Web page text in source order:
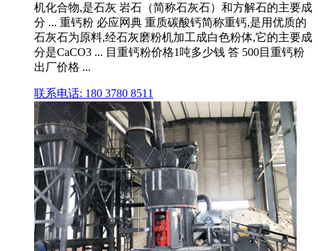
机化合物,是石灰 岩石（简称石灰石）和方解石的主要成
分 ... 重钙粉 必应网典 重质碳酸钙简称重钙,是用优质的
石灰石为原料,经石灰磨粉机加工成白色粉体,它的主要成
分是CaCO3 ... 目重钙粉价格1吨多少钱 答 500目重钙粉
出厂价格 ...
联系电话: 180 3780 8511